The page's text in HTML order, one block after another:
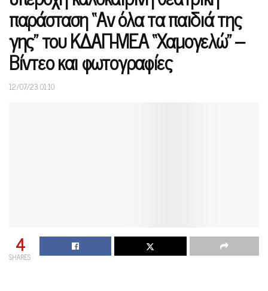
παράσταση “Αν όλα τα παιδιά της
γης” του ΚΔΑΠ-ΜΕΑ “Χαμογελώ” –
Βίντεο και φωτογραφίες
12/07/23 01:10
4
SHARES